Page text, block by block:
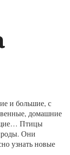
и большие, с
домашние
Птицы
Они
узнать новые